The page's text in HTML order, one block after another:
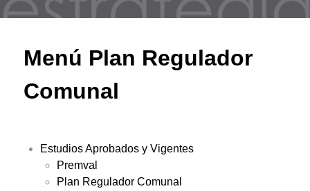
Menú Plan Regulador
Comunal
Estudios Aprobados y Vigentes
Premval
Plan Regulador Comunal